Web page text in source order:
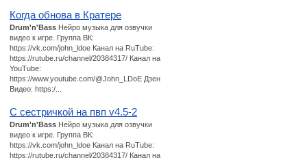
Когда обнова в Кратере
Drum'n'Bass Нейро музыка для озвучки
видео к игре. Группа ВК:
https://vk.com/john_ldoe Канал на RuTube:
https://rutube.ru/channel/20384317/ Канал на
YouTube:
https://www.youtube.com/@John_LDoE Дзен
Видео: https:/...
С сестричкой на пвп v4.5-2
Drum'n'Bass Нейро музыка для озвучки
видео к игре. Группа ВК:
https://vk.com/john_ldoe Канал на RuTube:
https://rutube.ru/channel/20384317/ Канал на